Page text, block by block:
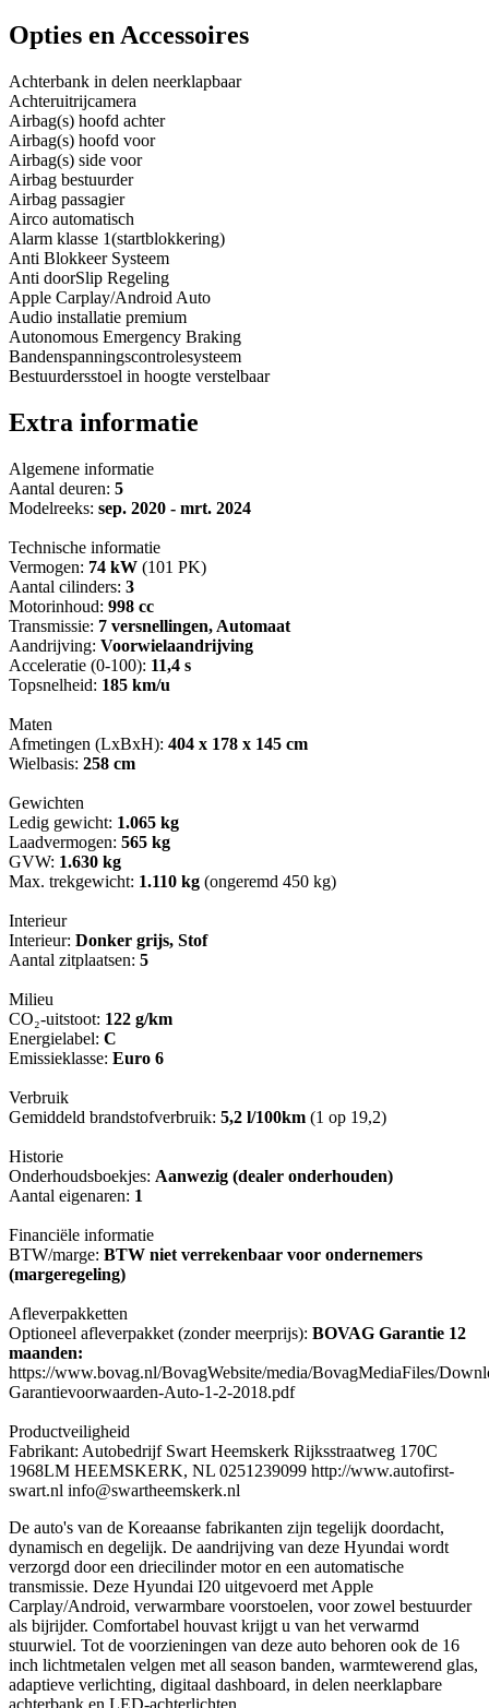
Opties en Accessoires
Achterbank in delen neerklapbaar
Achteruitrijcamera
Airbag(s) hoofd achter
Airbag(s) hoofd voor
Airbag(s) side voor
Airbag bestuurder
Airbag passagier
Airco automatisch
Alarm klasse 1(startblokkering)
Anti Blokkeer Systeem
Anti doorSlip Regeling
Apple Carplay/Android Auto
Audio installatie premium
Autonomous Emergency Braking
Bandenspanningscontrolesysteem
Bestuurdersstoel in hoogte verstelbaar
Extra informatie
Algemene informatie
Aantal deuren: 5
Modelreeks: sep. 2020 - mrt. 2024
Technische informatie
Vermogen: 74 kW (101 PK)
Aantal cilinders: 3
Motorinhoud: 998 cc
Transmissie: 7 versnellingen, Automaat
Aandrijving: Voorwielaandrijving
Acceleratie (0-100): 11,4 s
Topsnelheid: 185 km/u
Maten
Afmetingen (LxBxH): 404 x 178 x 145 cm
Wielbasis: 258 cm
Gewichten
Ledig gewicht: 1.065 kg
Laadvermogen: 565 kg
GVW: 1.630 kg
Max. trekgewicht: 1.110 kg (ongeremd 450 kg)
Interieur
Interieur: Donker grijs, Stof
Aantal zitplaatsen: 5
Milieu
CO₂-uitstoot: 122 g/km
Energielabel: C
Emissieklasse: Euro 6
Verbruik
Gemiddeld brandstofverbruik: 5,2 l/100km (1 op 19,2)
Historie
Onderhoudsboekjes: Aanwezig (dealer onderhouden)
Aantal eigenaren: 1
Financiële informatie
BTW/marge: BTW niet verrekenbaar voor ondernemers
(margeregeling)
Afleverpakketten
Optioneel afleverpakket (zonder meerprijs): BOVAG Garantie 12
maanden:
https://www.bovag.nl/BovagWebsite/media/BovagMediaFiles/
Garantievoorwaarden-Auto-1-2-2018.pdf
Productveiligheid
Fabrikant: Autobedrijf Swart Heemskerk Rijksstraatweg 170C
1968LM HEEMSKERK, NL 0251239099 http://www.autofirst-
swart.nl info@swartheemskerk.nl
De auto's van de Koreaanse fabrikanten zijn tegelijk doordacht,
dynamisch en degelijk. De aandrijving van deze Hyundai wordt
verzorgd door een driecilinder motor en een automatische
transmissie. Deze Hyundai I20 uitgevoerd met Apple
Carplay/Android, verwarmbare voorstoelen, voor zowel bestuurder
als bijrijder. Comfortabel houvast krijgt u van het verwarmd
stuurwiel. Tot de voorzieningen van deze auto behoren ook de 16
inch lichtmetalen velgen met all season banden, warmtewerend glas,
adaptieve verlichting, digitaal dashboard, in delen neerklapbare
achterbank en LED-achterlichten.